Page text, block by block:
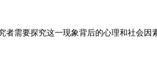
者需要探究这一现象背后的心理和社会因